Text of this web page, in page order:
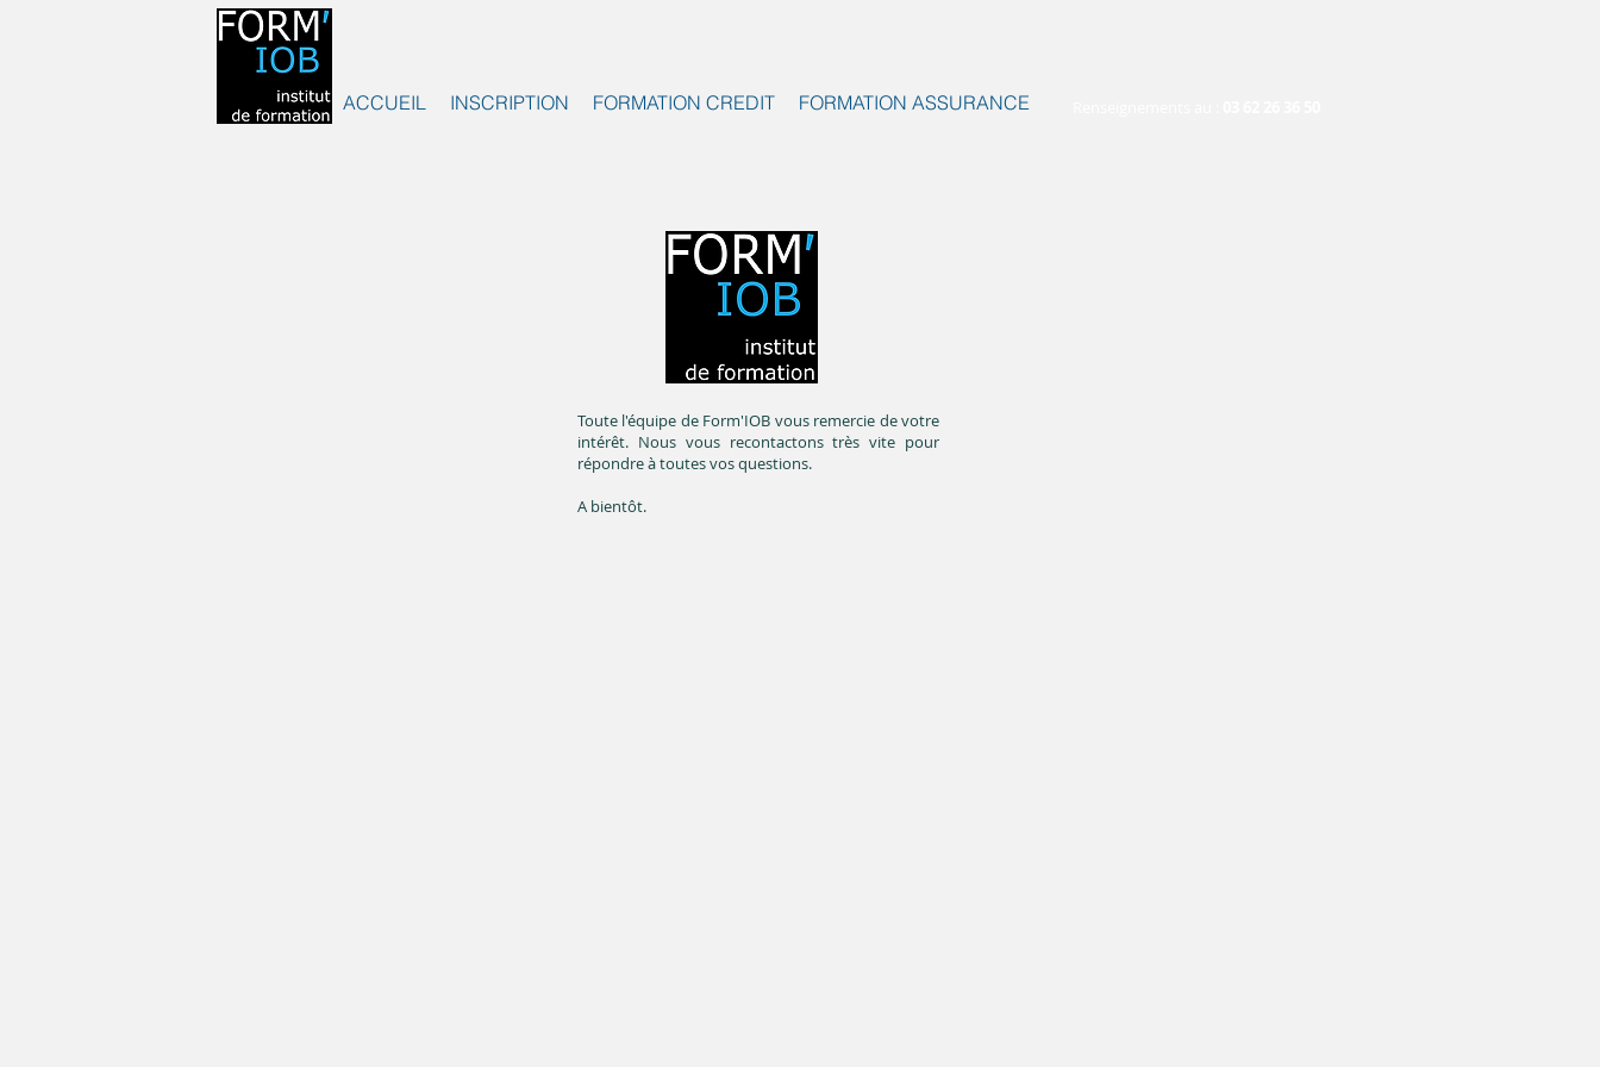
ACCUEIL INSCRIPTION FORMATION CREDIT FORMATION ASSURANCE
Toute l'équipe de Form'IOB vous remercie de votre
intérêt. Nous vous recontactons très vite pour
répondre à toutes vos questions.
A bientôt.